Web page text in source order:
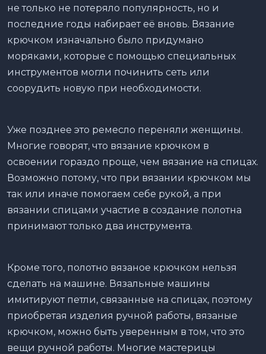
не только не потеряло популярность, но и
последние годы набирает её вновь. Вязание
крючком изначально было придумано
моряками, которые с помощью специальных
инструментов могли починить сеть или
соорудить новую при необходимости.
Уже позднее это ремесло переняли женщины.
Многие говорят, что вязание крючком в
освоении гораздо проще, чем вязание на спицах.
Возможно потому, что при вязании крючком мы
так или иначе помогаем себе рукой, а при
вязании спицами участие в создание полотна
принимают только два инструмента.
Кроме того, полотно вязаное крючком нельзя
сделать на машине. Вязальные машины
имитируют петли, связанные на спицах, поэтому
приобретая изделия ручной работы, вязаные
крючком, можно быть уверенным в том, что это
вещи ручной работы. Многие мастерицы